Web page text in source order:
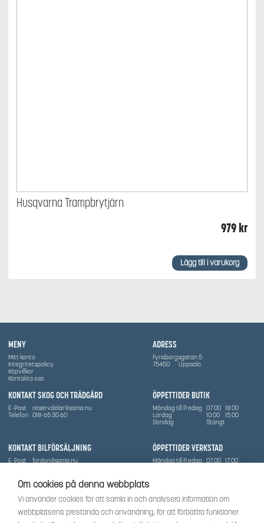
Om cookies på denna webbplats
Vi använder cookies för att samla in och analysera information om
webbplatsens prestanda och användning, för att förbättra funktioner
Husqvarna Trampbrytjärn
979kr
Lägg till i varukorg
MENY
Mitt konto
Integritetspolicy
Köpvillkor
Kontakta oss
ÖPPETTIDER BUTIK
Måndag till Fredag 07:00 18:00
Lördag
10:00
15:00
Söndag
Stängt
ÖPPETTIDER VERKSTAD
Måndag till Fredag 07:00 17:00
ADRESS
Fyrisborgsgatan 5
75450
Uppsala
KONTAKT SKOG OCH TRÄDGÅRD
E-Post
reservdelar@sama.nu
Telefon 018-65 30 60
KONTAKT BILFÖRSÄLJNING
E-Post
fordon@sama.nu
OM SÅMA
Vi har sedan 1970-talet levererat skog-och trädgårdsprodukter till Uppsala med omnejd. Vi
har idag även ett brett utbud av dessa produkter samt BRP:s produktsortiment, gällande
Can-Am, Sea-Doo.